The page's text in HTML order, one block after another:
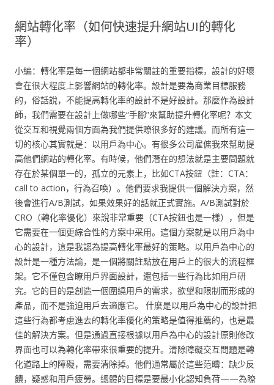
網站轉化率（如何快速提升網站UI的轉化
率）
小編：轉化率是每一個網站都非常關註的重要指標，設計的好壞
會在很大程度上影響網站的轉化率。設計是要為商業目標服務
的，俗話說，不能提高轉化率的設計不是好設計。那麼作為設計
師，我們需要在設計上做哪些“手腳”來幫助提升轉化率呢？本文
從交互和視覺兩個方面為我們提供瞭很多好的建議。而所有這一
切的核心其實就是：以用戶為中心。有很多公司雇傭我來幫助提
高他們網站的轉化率。有時候，他們潛在的想法就是主要問題就
存在於某個單一的，孤立的元素上，比如CTA按鈕（註：CTA：
call to action，行為召喚）。他們要求我提供一個解決方案，然
後會進行A/B測試，如果效果好的話就正式實施。A/B測試對於
CRO（轉化率優化）來說非常重要（CTA按鈕也是一樣），但是
它需要在一個更綜合性的方案中采用。這個方案就是以用戶為中
心的設計，這是我認為提高轉化率最好的策略。以用戶為中心的
設計是一種方法論，是一個將關註點放在用戶上的很大的流程框
架。它不僅包含瞭用戶界面設計，還包括一些行為比如用戶研
究。它的目的是創造一個圍繞用戶的需求，欲望和限制而形成的
產品，而不是強迫用戶去適應它。 什麼是以用戶為中心的設計把
這些行為都考慮進去的轉化率優化的策略是值得推薦的，也是最
佳的解決方案。但是通過直接根據以用戶為中心的設計原則修改
界面也可以為轉化率帶來很重要的提升。清除障礙交互問題是轉
化道路上的障礙，需要清除掉。他們通常屬於這些范疇：缺少反
饋，疑惑和用戶疲勞。總體的目標是要最小化認知負荷——為瞭